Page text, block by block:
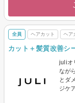
全員 ヘアカット ヘア
カット＋髪質改善シ
juliオ
なが
とダ
ジケ